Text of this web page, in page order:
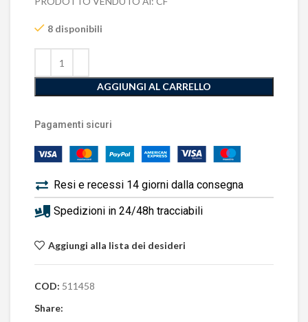
8 disponibili
AGGIUNGI AL CARRELLO
Pagamenti sicuri
Resi e recessi 14 giorni dalla consegna
Spedizioni in 24/48h tracciabili
Aggiungi alla lista dei desideri
COD: 511458
Share: